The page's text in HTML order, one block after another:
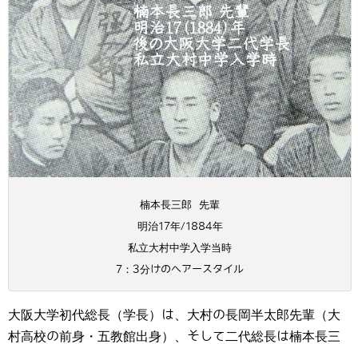
楠本長三郎 先輩
明治17年/1884年
私立大村中学入学当時
7：3分けのヘアースタイル
大阪大学初代総長（学長）は、大村の長岡半太郎先輩（大
村高校の前身・五教館出身）、そして二代総長は楠本長三